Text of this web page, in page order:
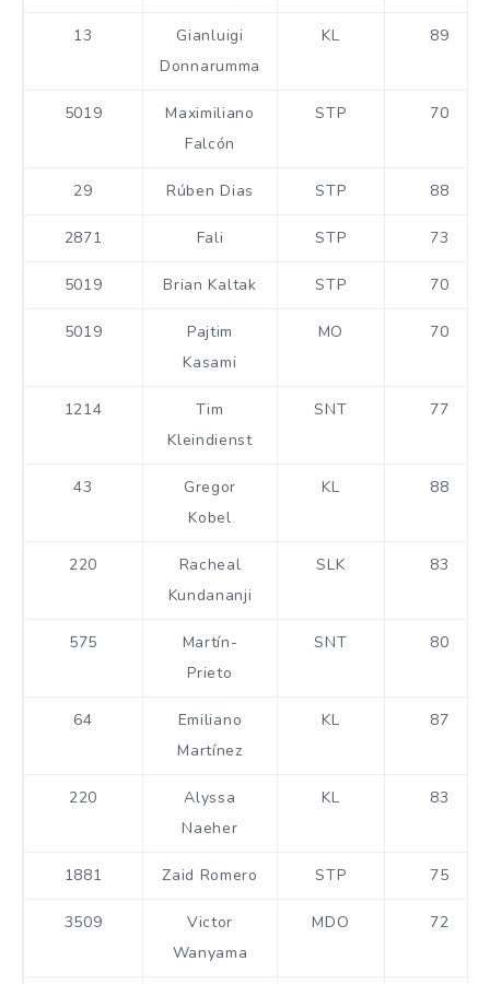
13
Gianluigi
Donnarumma
KL 89
5019
Maximiliano
Falcón
STP 70
29 Rúben Dias STP 88
2871 Fali STP 73
5019 Brian Kaltak STP 70
5019
Pajtim
Kasami
MO 70
1214
Tim
Kleindienst
SNT 77
43
Gregor
Kobel
KL 88
220
Racheal
Kundananji
SLK 83
575
Martín-
Prieto
SNT 80
64
Emiliano
Martínez
KL 87
220
Alyssa
Naeher
KL 83
1881 Zaid Romero STP 75
3509
Victor
Wanyama
MDO 72